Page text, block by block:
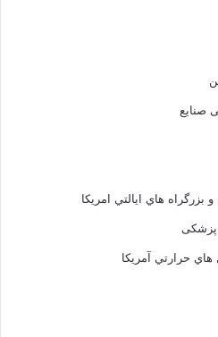
صنایع
هاي ايالتي امريکا
پزشکی
هاي حرارتي آمريکا